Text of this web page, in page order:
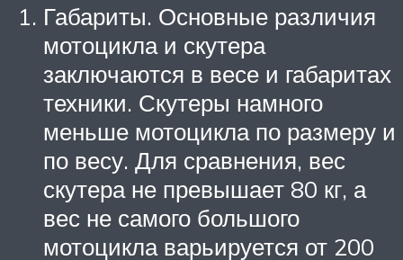
Габариты. Основные различия
мотоцикла и скутера
заключаются в весе и габаритах
техники. Скутеры намного
меньше мотоцикла по размеру и
по весу. Для сравнения, вес
скутера не превышает 80 кг, а
вес не самого большого
мотоцикла варьируется от 200